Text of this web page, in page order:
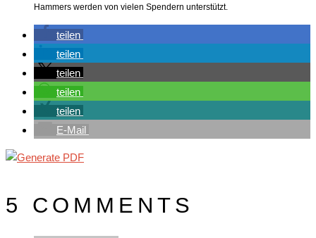
Hammers werden von vielen Spendern unterstützt.
teilen
teilen
teilen
teilen
teilen
E-Mail
5 COMMENTS